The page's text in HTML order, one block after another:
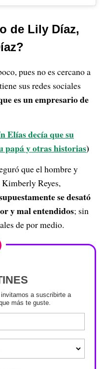
de Lily Díaz,
pues no es cercano a
sus redes sociales
es un empresario de
Elías decía que su
papá y otras historias)
que el hombre y
Kimberly Reyes,
se desató
y mal entendidos; sin
de por medio.
a suscribirte a
más te guste.